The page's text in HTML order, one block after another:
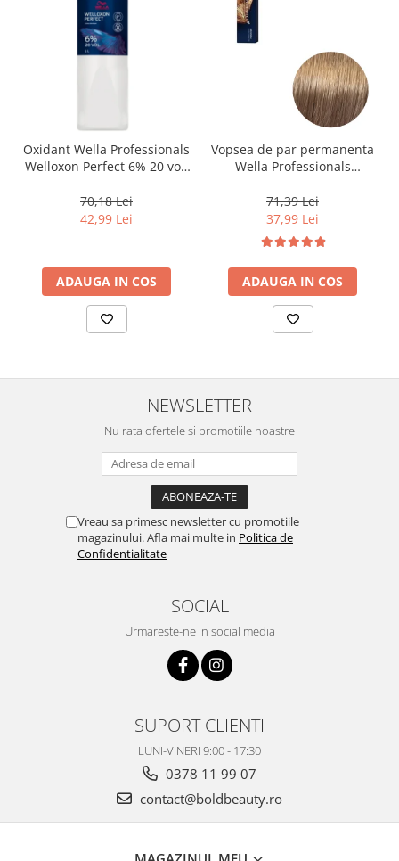
Oxidant Wella Professionals
Welloxon Perfect 6% 20 vol,
70,18 Lei
42,99 Lei
ADAUGA IN COS
Vopsea de par permanenta
Wella Professionals
Blond Deschis Natural, 60
ml
71,39 Lei
37,99 Lei
ADAUGA IN COS
NEWSLETTER
Nu rata ofertele si promotiile noastre
Vreau sa primesc newsletter cu promotiile
magazinului. Afla mai multe in Politica de
Confidentialitate
SOCIAL
Urmareste-ne in social media
SUPORT CLIENTI
LUNI-VINERI 9:00 - 17:30
0378 11 99 07
contact@boldbeauty.ro